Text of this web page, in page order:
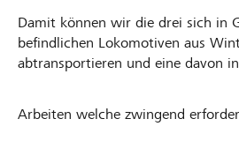
Damit können wir die drei sich in
befindlichen Lokomotiven aus
abtransportieren und eine davon
Arbeiten welche zwingend